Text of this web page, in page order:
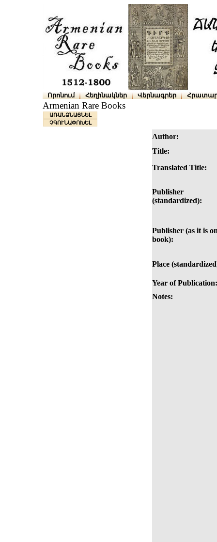
Որոնում Հեղինակներ Վերնագրեր
Armenian Rare Books
ԱՌԱՆՁՆԱՑՆԵԼ
ՉԳՈՒՆԱՓՈԽԵԼ
Author:
Title:
Translated Title:
Publisher
(standardized):
Publisher (as it is
book):
Place
Year of Publication:
Notes: